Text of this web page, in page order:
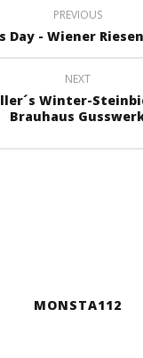
PREVIOUS
Day - Wiener
NEXT
Winter-
Brauhaus
MONSTA112